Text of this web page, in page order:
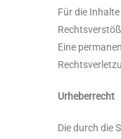
Für die
Eine
Urheberrecht
Die durch die